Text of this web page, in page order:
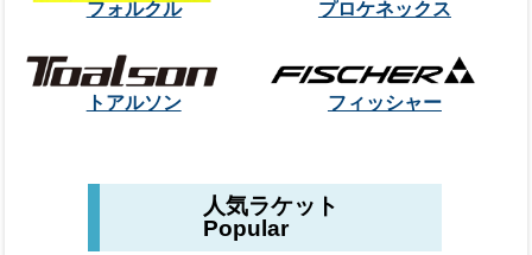
フォルクル プロケネックス
トアルソン フィッシャー
人気ラケット
Popular